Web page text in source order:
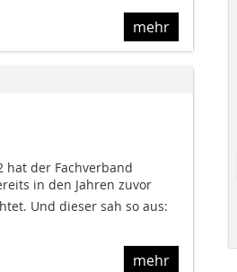
mehr
hat der Fachverband
in den Jahren zuvor 
Und dieser sah so aus:
mehr